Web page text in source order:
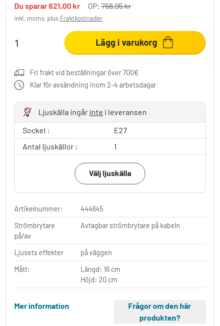
Du sparar621,00 kr OP: 768,95 kr
inkl. moms, plus Fraktkostnader
Lägg i varukorg
Fri frakt vid beställningar över 700€
Klar för avsändning inom 2-4 arbetsdagar
Ljuskälla ingår inte i leveransen
Sockel :
E27
Antal ljuskällor :
1
Välj ljuskälla
Artikelnummer:
444645
Strömbrytare
på/av
Avtagbar strömbrytare på kabeln
Ljusets effekter
på väggen
Mått:
Längd: 16 cm
Höjd: 20 cm
Mer information
Frågor om den här
produkten?